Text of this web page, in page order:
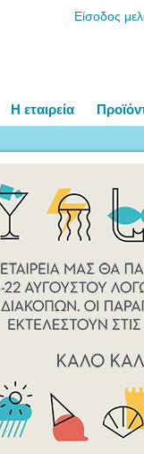
Είσοδος
Η εταιρεία